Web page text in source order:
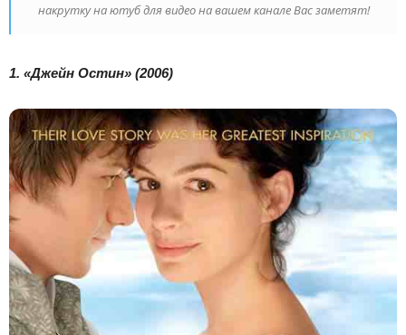
накрутку на ютуб для видео на вашем канале Вас заметят!
1. «Джейн Остин» (2006)